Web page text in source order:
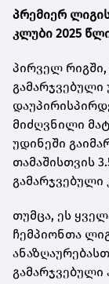
პრემიერ
კლუბი 2025
პირველ რიგში,
გამარჯვებული
მიძღვნილი
უდინეში
თამაშისთვის
გამარჯვებული
თუმცა, ეს
ჩემპიონთა
გამარჯვებული